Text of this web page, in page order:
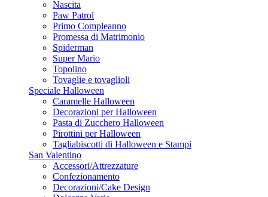
Nascita
Paw Patrol
Primo Compleanno
Promessa di Matrimonio
Spiderman
Super Mario
Topolino
Tovaglie e tovaglioli
Speciale Halloween
Caramelle Halloween
Decorazioni per Halloween
Pasta di Zucchero Halloween
Pirottini per Halloween
Tagliabiscotti di Halloween e Stampi
San Valentino
Accessori/Attrezzature
Confezionamento
Decorazioni/Cake Design